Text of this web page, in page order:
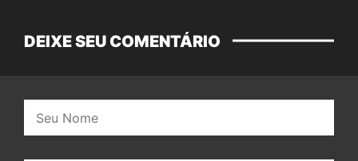
DEIXE SEU COMENTÁRIO